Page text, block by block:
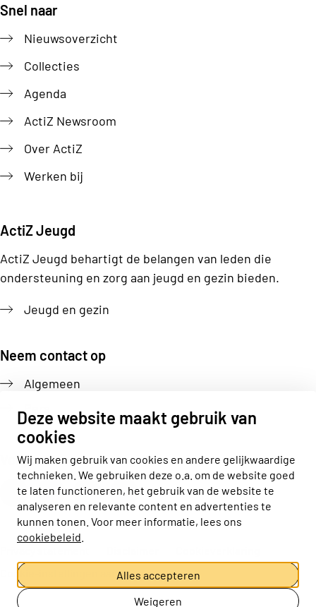
Deze website maakt gebruik van
cookies
Wij maken gebruik van cookies en andere gelijkwaardige
technieken. We gebruiken deze o.a. om de website goed
te laten functioneren, het gebruik van de website te
analyseren en relevante content en advertenties te
kunnen tonen. Voor meer informatie, lees ons
cookiebeleid
Alles accepteren
Weigeren
Snel naar
Nieuwsoverzicht
Collecties
Agenda
ActiZ Newsroom
Over ActiZ
Werken bij
ActiZ Jeugd
ActiZ Jeugd behartigt de belangen van leden die
ondersteuning en zorg aan jeugd en gezin bieden.
Jeugd en gezin
Neem contact op
Algemeen
Pers
Volg ons
Actiz linkedin
Actiz instagram
Actiz youtube
Actiz facebook
Cookie-instellingen aanpassen